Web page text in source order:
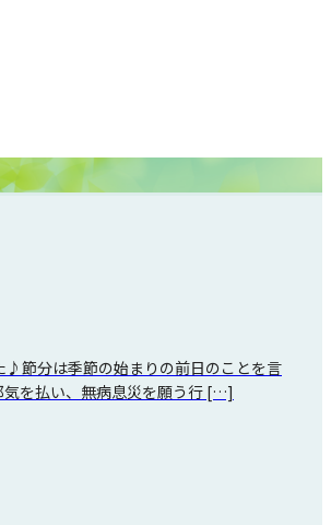
♪節分は季節の始まりの前日のことを言
気を払い、無病息災を願う行 […]